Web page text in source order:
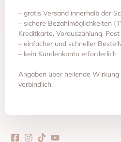
– gratis Versand innerhalb der
– sichere Bezahlmöglichkeiten
Kreditkarte, Vorauszahlung, Post
– einfacher und schneller
– kein Kundenkonto erforderlich
Angaben über heilende
verbindlich.